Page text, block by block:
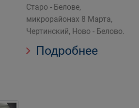
Старо - Белове,
микрорайонах 8 Марта,
Чертинский, Ново - Белово.
Подробнее